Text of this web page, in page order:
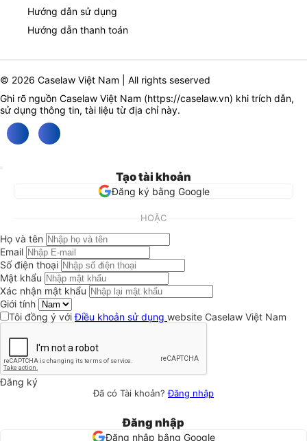
Hướng dẫn sử dụng
Hướng dẫn thanh toán
© 2026 Caselaw Việt Nam | All rights seserved
Ghi rõ nguồn Caselaw Việt Nam (https://caselaw.vn) khi trích dẫn,
sử dụng thông tin, tài liệu từ địa chỉ này.
Tạo tài khoản
Đăng ký bằng Google
HOẶC
Họ và tên
Email
Số điện thoại
Mật khẩu
Xác nhận mật khẩu
Giới tính
Tôi đồng ý vớiĐiều khoản sử dụng website Caselaw Việt Nam
Đăng ký
Đã có Tài khoản?Đăng nhập
Đăng nhập
Đăng nhập bằng Google